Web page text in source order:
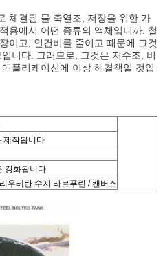
체결된 물 축열조, 저장을 위한 가
용에서 어떤 종류의 액체입니까. 철
이고, 인건비를 줄이고 때문에 그것
니다. 그러므로, 그것은 저수조, 비
플리케이션에 이상 해결책일 것입
제작됩니다
강화됩니다
우레탄 수지 타르푸린 / 캔버스